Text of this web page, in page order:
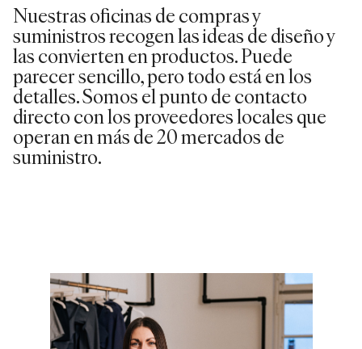
Nuestras oficinas de compras y
suministros recogen las ideas de diseño y
las convierten en productos. Puede
parecer sencillo, pero todo está en los
detalles. Somos el punto de contacto
directo con los proveedores locales que
operan en más de 20 mercados de
suministro.